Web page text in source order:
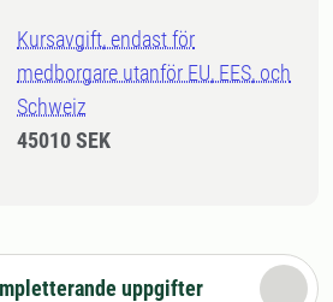
Kursavgift, endast för
medborgare utanför EU, EES, och
Schweiz
45010 SEK
uppgifter